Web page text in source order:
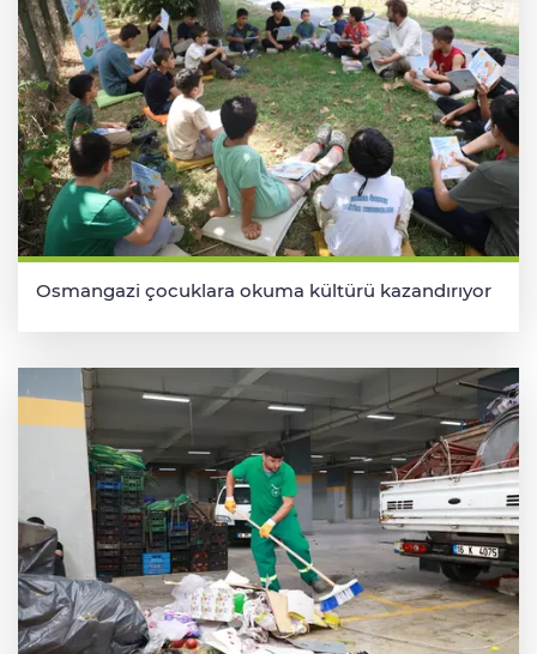
Osmangazi çocuklara okuma kültürü kazandırıyor